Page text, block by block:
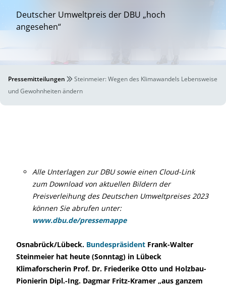
Deutscher Umweltpreis der DBU „hoch
angesehen“
Pressemitteilungen
Steinmeier: Wegen des Klimawandels Lebensweise
und Gewohnheiten ändern
Alle Unterlagen zur DBU sowie einen Cloud-Link
zum Download von aktuellen Bildern der
Preisverleihung des Deutschen Umweltpreises 2023
können Sie abrufen unter:
www.dbu.de/pressemappe
Osnabrück/Lübeck. Bundespräsident Frank-Walter
Steinmeier hat heute (Sonntag) in Lübeck
Klimaforscherin Prof. Dr. Friederike Otto und Holzbau-
Pionierin Dipl.-Ing. Dagmar Fritz-Kramer „aus ganzem